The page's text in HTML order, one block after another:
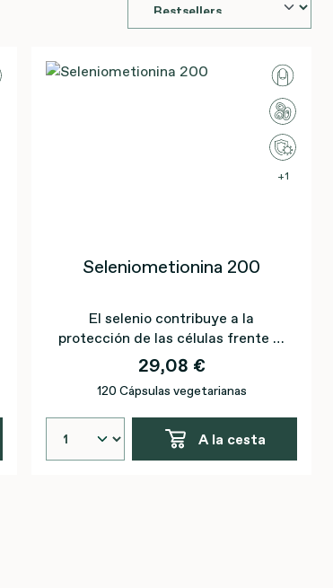
1
Seleniometionina 200
El selenio contribuye a la
protección de las células frente al
daño oxidativo.
29,08 €
120 Cápsulas vegetarianas
A la cesta